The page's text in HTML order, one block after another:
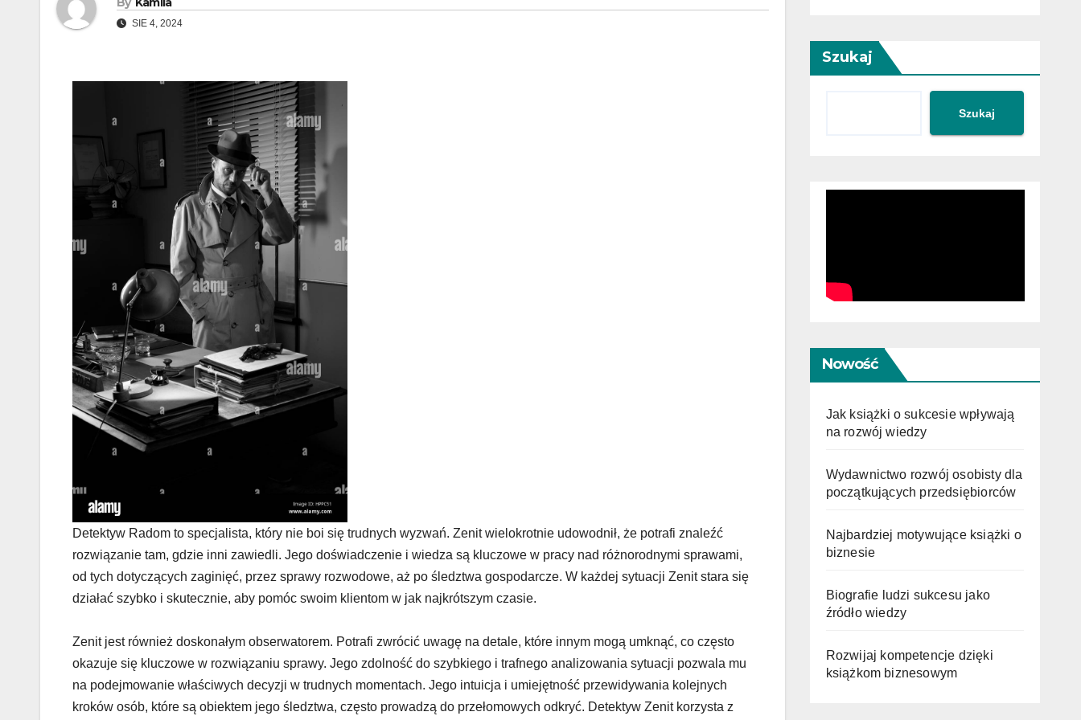
SIE 4, 2024
Detektyw Radom to specjalista, który nie boi się trudnych wyzwań. Zenit wielokrotnie udowodnił, że potrafi znaleźć
rozwiązanie tam, gdzie inni zawiedli. Jego doświadczenie i wiedza są kluczowe w pracy nad różnorodnymi sprawami,
od tych dotyczących zaginięć, przez sprawy rozwodowe, aż po śledztwa gospodarcze. W każdej sytuacji Zenit stara się
działać szybko i skutecznie, aby pomóc swoim klientom w jak najkrótszym czasie.
Zenit jest również doskonałym obserwatorem. Potrafi zwrócić uwagę na detale, które innym mogą umknąć, co często
okazuje się kluczowe w rozwiązaniu sprawy. Jego zdolność do szybkiego i trafnego analizowania sytuacji pozwala mu
na podejmowanie właściwych decyzji w trudnych momentach. Jego intuicja i umiejętność przewidywania kolejnych
kroków osób, które są obiektem jego śledztwa, często prowadzą do przełomowych odkryć. Detektyw Zenit korzysta z
Szukaj
Szukaj
Nowość
Jak książki o sukcesie wpływają
na rozwój wiedzy
Wydawnictwo rozwój osobisty dla
początkujących przedsiębiorców
Najbardziej motywujące książki o
biznesie
Biografie ludzi sukcesu jako
źródło wiedzy
Rozwijaj kompetencje dzięki
książkom biznesowym